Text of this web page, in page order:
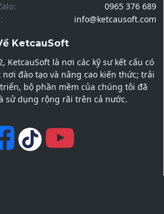
0965 376 689
info@ketcausoft.com
KetcauSoft
KetcauSoft là nơi các kỹ sư kết cấu có
đào tạo và nâng cao kiến thức; trải
bộ phần mềm của chúng tôi đã
sử dụng rộng rãi trên cả nước.